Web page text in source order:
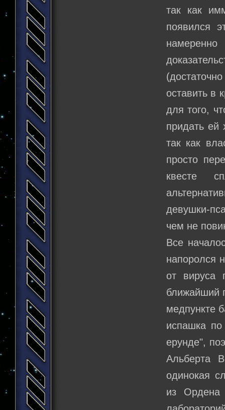
так как
появился
оставить в
для того,
придать ей
так как
просто
квесте
девушки-
чем не
Все
напоролся
от вируса
ближайший
медпункте
испашка
ерунде",
Альберта
одинокая
из Ордена